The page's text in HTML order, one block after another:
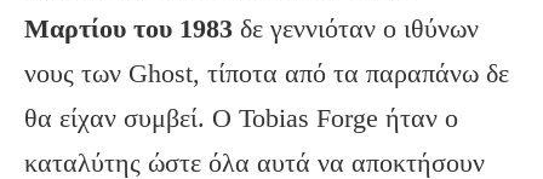
Μαρτίου του 1983 δε γεννιόταν ο ιθύνων
νους των Ghost, τίποτα από τα παραπάνω δε
θα είχαν συμβεί. Ο Tobias Forge ήταν ο
καταλύτης ώστε όλα αυτά να αποκτήσουν